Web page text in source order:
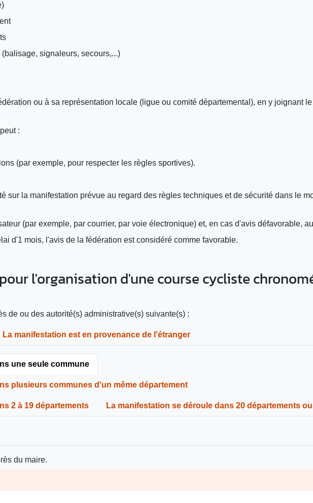
signaleurs, secours,...)
ou à sa représentation locale (ligue ou comité départemental), en y joignant le
:
(par exemple, pour respecter les règles sportives).
sur la manifestation prévue au regard des règles techniques et de sécurité dans le
(par exemple, par courrier, par voie électronique) et, en cas d'avis défavorable,
d'1 mois, l'avis de la fédération est considéré comme favorable.
l'organisation d'une course cycliste
de ou des autorité(s) administrative(s) suivante(s) :
La manifestation est en provenance de l'étranger
une seule commune
plusieurs communes d'un même département
2 à 19 départements La manifestation se déroule dans 20 départements
du maire.